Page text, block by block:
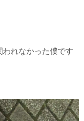
れなかった僕です